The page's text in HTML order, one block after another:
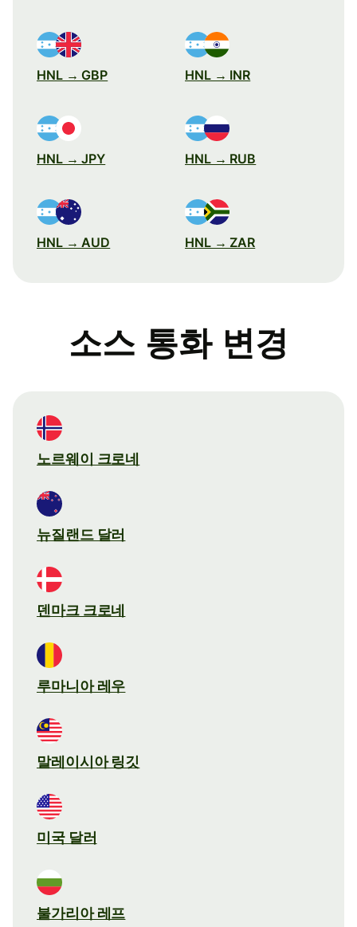
HNL → GBP HNL → INR
HNL → JPY HNL → RUB
HNL → AUD HNL → ZAR
소스 통화 변경
노르웨이 크로네
뉴질랜드 달러
덴마크 크로네
루마니아 레우
말레이시아 링깃
미국 달러
불가리아 레프